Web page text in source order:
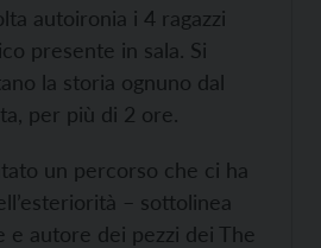
autoironia i 4 ragazzi
presente in sala. Si
la storia ognuno dal
per più di 2 ore.
un percorso che ci ha
– sottolinea
e autore dei pezzi dei The